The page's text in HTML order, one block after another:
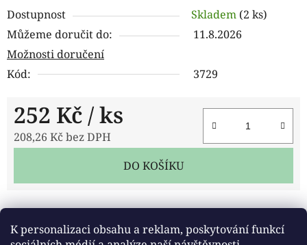
K personalizaci obsahu a reklam, poskytování funkcí
Dostupnost Skladem (2 ks)
Můžeme doručit do:
11.8.2026
Možnosti doručení
Kód:
3729
252 Kč / ks
208,26 Kč bez DPH
DO KOŠÍKU